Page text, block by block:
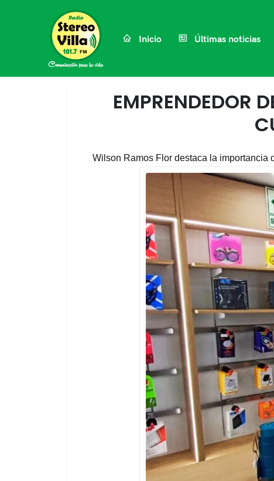
Inicio Últimas noticias
EMPRENDEDOR
Wilson Ramos Flor destaca la importancia